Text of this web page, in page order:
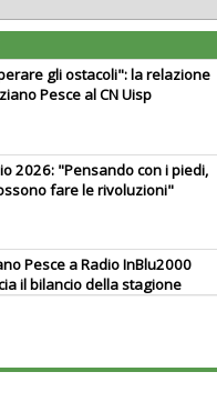
gli ostacoli": la relazione
Pesce al CN Uisp
2026: "Pensando con i piedi,
fare le rivoluzioni"
Pesce a Radio InBlu2000
il bilancio della stagione